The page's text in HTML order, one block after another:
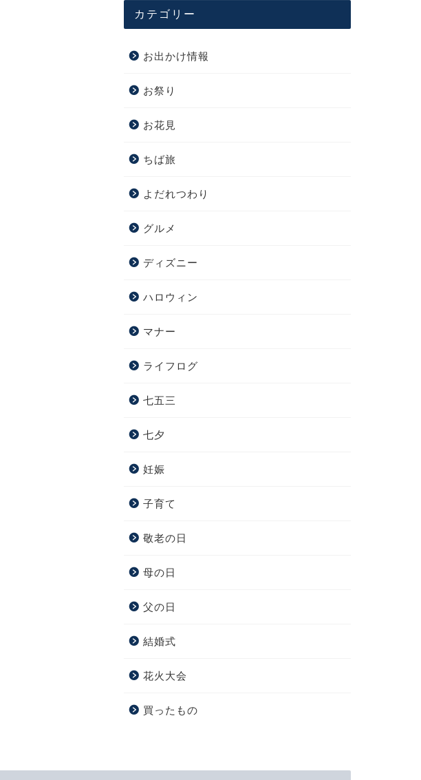
カテゴリー
お出かけ情報
お祭り
お花見
ちば旅
よだれつわり
グルメ
ディズニー
ハロウィン
マナー
ライフログ
七五三
七夕
妊娠
子育て
敬老の日
母の日
父の日
結婚式
花火大会
買ったもの